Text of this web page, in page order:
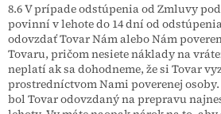
8.6 V prípade odstúpenia od Zmluvy
povinní v lehote do 14 dní od
odovzdať Tovar Nám alebo Nám
Tovaru, pričomnesiete náklady na
neplatí ak sa dohodneme, že si Tovar
prostredníctvom Nami poverenej
bol Tovar odovzdaný na prepravu